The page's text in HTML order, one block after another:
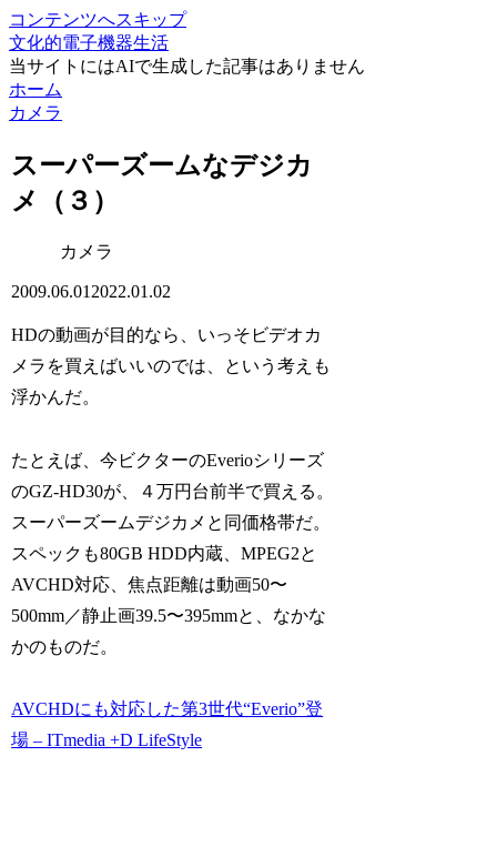
コンテンツへスキップ
文化的電子機器生活
当サイトにはAIで生成した記事はありません
ホーム
カメラ
スーパーズームなデジカ
メ（３）
カメラ
2009.06.01 2022.01.02
HDの動画が目的なら、いっそビデオカ
メラを買えばいいのでは、という考えも
浮かんだ。
たとえば、今ビクターのEverioシリーズ
のGZ-HD30が、４万円台前半で買える。
スーパーズームデジカメと同価格帯だ。
スペックも80GB HDD内蔵、MPEG2と
AVCHD対応、焦点距離は動画50〜
500mm／静止画39.5〜395mmと、なかな
かのものだ。
AVCHDにも対応した第3世代“Everio”登
場 – ITmedia +D LifeStyle